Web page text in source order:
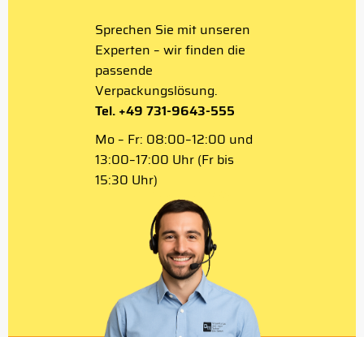
Sprechen Sie mit unseren
Experten – wir finden die
passende
Verpackungslösung.
Tel. +49 731-9643-555
Mo – Fr: 08:00–12:00 und
13:00–17:00 Uhr (Fr bis
15:30 Uhr)